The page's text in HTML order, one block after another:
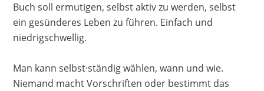
Buch soll ermutigen, selbst aktiv zu werden, selbst
ein gesünderes Leben zu führen. Einfach und
niedrigschwellig.
Man kann selbst·ständig wählen, wann und wie.
Niemand macht Vorschriften oder bestimmt das